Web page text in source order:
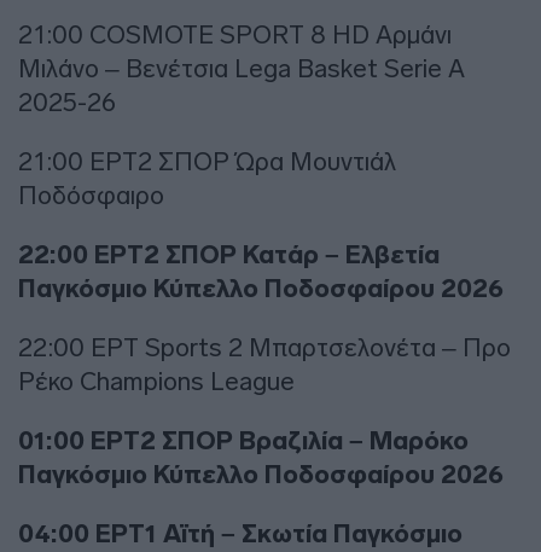
21:00 COSMOTE SPORT 8 HD Αρμάνι
Μιλάνο – Βενέτσια Lega Basket Serie A
2025-26
21:00 ΕΡΤ2 ΣΠΟΡ Ώρα Μουντιάλ
Ποδόσφαιρο
22:00 ΕΡΤ2 ΣΠΟΡ Κατάρ – Ελβετία
Παγκόσμιο Κύπελλο Ποδοσφαίρου 2026
22:00 ΕΡΤ Sports 2 Μπαρτσελονέτα – Προ
Ρέκο Champions League
01:00 ΕΡΤ2 ΣΠΟΡ Βραζιλία – Μαρόκο
Παγκόσμιο Κύπελλο Ποδοσφαίρου 2026
04:00 ΕΡΤ1 Αϊτή – Σκωτία Παγκόσμιο